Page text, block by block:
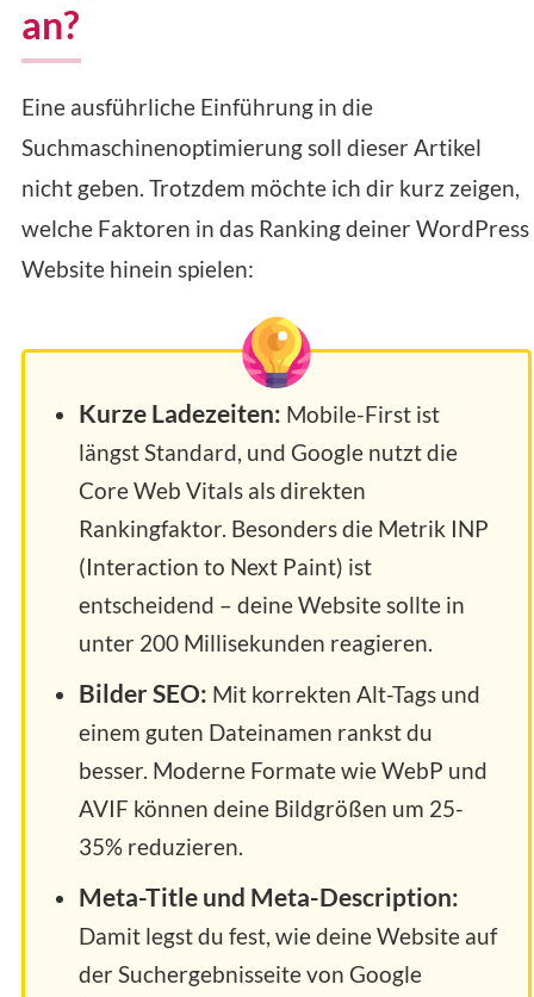
an?
Eine ausführliche Einführung in die
Suchmaschinenoptimierung soll dieser Artikel
nicht geben. Trotzdem möchte ich dir kurz zeigen,
welche Faktoren in das Ranking deiner WordPress
Website hinein spielen:
Kurze Ladezeiten: Mobile-First ist
längst Standard, und Google nutzt die
Core Web Vitals als direkten
Rankingfaktor. Besonders die Metrik INP
(Interaction to Next Paint) ist
entscheidend – deine Website sollte in
unter 200 Millisekunden reagieren.
Bilder SEO: Mit korrekten Alt-Tags und
einem guten Dateinamen rankst du
besser. Moderne Formate wie WebP und
AVIF können deine Bildgrößen um 25-
35% reduzieren.
Meta-Title und Meta-Description:
Damit legst du fest, wie deine Website auf
der Suchergebnisseite von Google